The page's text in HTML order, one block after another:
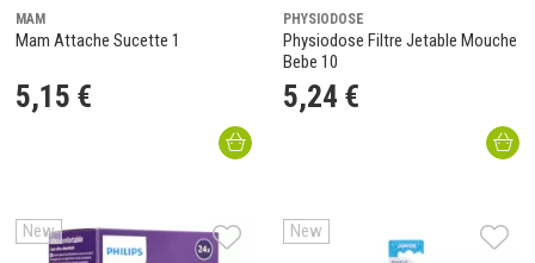
MAM
Mam Attache Sucette 1
5,15 €
PHYSIODOSE
Physiodose Filtre Jetable Mouche
Bebe 10
5,24 €
New New